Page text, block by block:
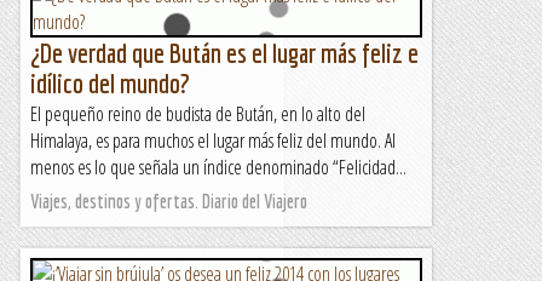
¿De verdad que Bután es el lugar más feliz e
idílico del mundo?
El pequeño reino de budista de Bután, en lo alto del
Himalaya, es para muchos el lugar más feliz del mundo. Al
menos es lo que señala un índice denominado “Felicidad...
Viajes, destinos y ofertas. Diario del Viajero